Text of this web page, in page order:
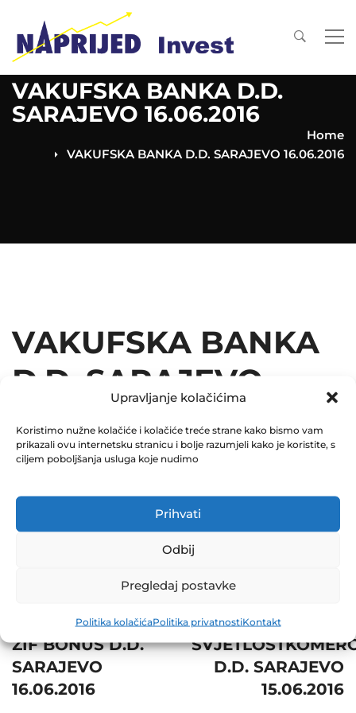
Upravljanje kolačićima
Koristimo nužne kolačiće i kolačiće treće strane kako bismo vam
prikazali ovu internetsku stranicu i bolje razumjeli kako je koristite, s
ciljem poboljšanja usluga koje nudimo
Prihvati
Odbij
Pregledaj postavke
Politika kolačićaPolitika privatnostiKontakt
VAKUFSKA BANKA D.D.
SARAJEVO 16.06.2016
Home
VAKUFSKA BANKA D.D. SARAJEVO 16.06.2016
VAKUFSKA BANKA
D.D. SARAJEVO
16.06.2016
December 31, 2016
0 Comments
navigation
ZIF BONUS D.D.
SARAJEVO
16.06.2016
D.D. SARAJEVO
15.06.2016